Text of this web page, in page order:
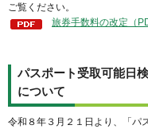
ご覧ください。
旅券手数料の改定（
パスポート受取可能日
について
令和８年３月２１日より、「パ